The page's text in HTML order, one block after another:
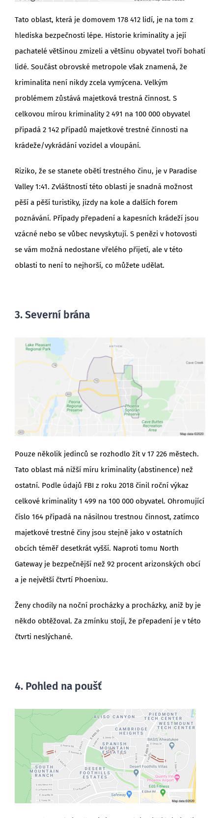
Tato oblast, která je domovem 178 412 lidí, je na tom z
hlediska bezpečnosti lépe. Historie kriminality a její
pachatelé většinou zmizeli a většinu obyvatel tvoří bohatí
lidé. Součást obrovské metropole však znamená, že
kriminalita není nikdy zcela vymýcena. Velkým
problémem zůstává majetková trestná činnost. S
celkovou mírou kriminality 2 491 na 100 000 obyvatel
připadá 2 142 případů majetkové trestné činnosti na
krádeže/vykrádání vozidel a vloupání.
Riziko, že se stanete obětí trestného činu, je v Paradise
Valley 1:41. Zvláštností této oblasti je snadná možnost
pěší a pěší turistiky, jízdy na kole a dalších forem
poznávání. Případy přepadení a kapesních krádeží jsou
vzácné nebo se vůbec nevyskytují. S penězi v hotovosti
se vám možná nedostane vřelého přijetí, ale v této
oblasti to není to nejhorší, co můžete udělat.
3. Severní brána
Pouze několik jedinců se rozhodlo žít v 17 226 městech.
Tato oblast má nižší míru kriminality (abstinence) než
ostatní. Podle údajů FBI z roku 2018 činil roční výkaz
celkové kriminality 1 499 na 100 000 obyvatel. Ohromující
číslo 164 připadá na násilnou trestnou činnost, zatímco
majetkové trestné činy jsou stejně jako v ostatních
obcích téměř desetkrát vyšší. Naproti tomu North
Gateway je bezpečnější než 92 procent arizonských obcí
a je největší čtvrtí Phoenixu.
Ženy chodily na noční procházky a procházky, aniž by je
někdo obtěžoval. Za zmínku stojí, že přepadení je v této
čtvrti neslýchané.
4. Pohled na poušť